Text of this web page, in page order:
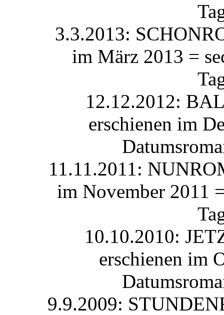
3.3.2013:
im März 2013 =
12.12.2012:
erschienen im
11.11.2011:
im November 2011
10.10.2010:
erschienen im
9.9.2009: